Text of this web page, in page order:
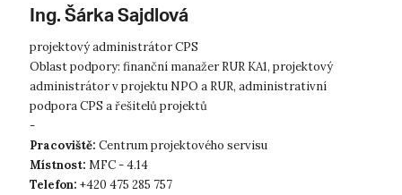
Ing. Šárka Sajdlová
projektový administrátor CPS
Oblast podpory: finanční manažer RUR KA1, projektový
administrátor v projektu NPO a RUR, administrativní
podpora CPS a řešitelů projektů
-
Pracoviště: Centrum projektového servisu
Místnost: MFC - 4.14
Telefon: +420 475 285 757